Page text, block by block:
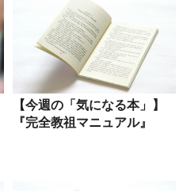
【今週の「気になる本」】
『完全教祖マニュアル』